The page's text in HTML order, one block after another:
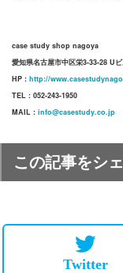
case study shop nagoya
愛知県名古屋市中区栄3-33-28 U
HP : http://
TEL : 052-243-1950
MAIL : info@casestudy.co.jp
この記事をシ
Twitter